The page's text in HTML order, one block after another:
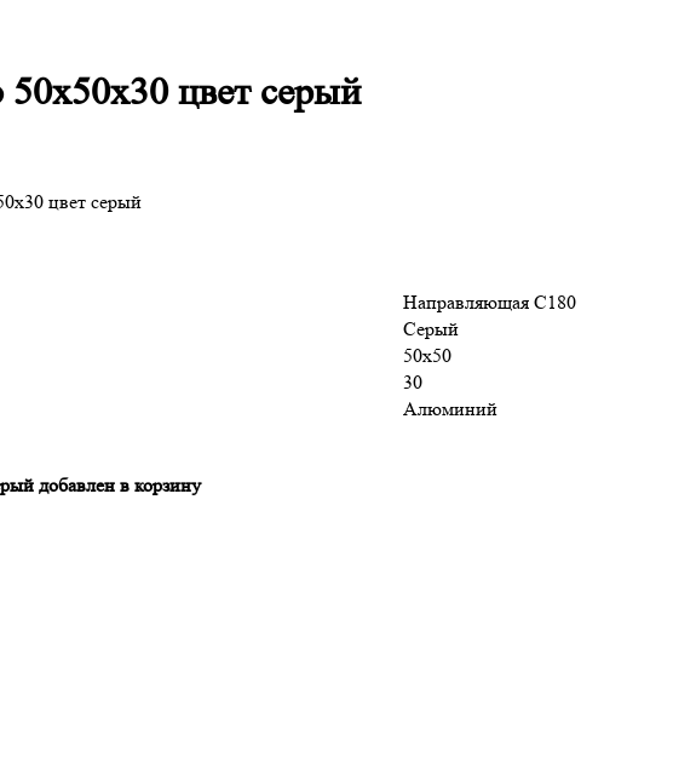
цвет серый
цвет серый
Направляющая С180
Серый
50х50
30
Алюминий
добавлен в корзину